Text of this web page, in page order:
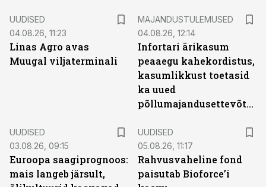
UUDISED
04.08.26, 11:23
Linas Agro avas
Muugal viljaterminali
MAJANDUSTULEMUSED
04.08.26, 12:14
Infortari ärikasum
peaaegu kahekordistus,
kasumlikkust toetasid
ka uued
põllumajandusettevõtted
UUDISED
03.08.26, 09:15
Euroopa saagiprognoos:
mais langeb järsult,
UUDISED
05.08.26, 11:17
Rahvusvaheline fond
paisutab Bioforce’i